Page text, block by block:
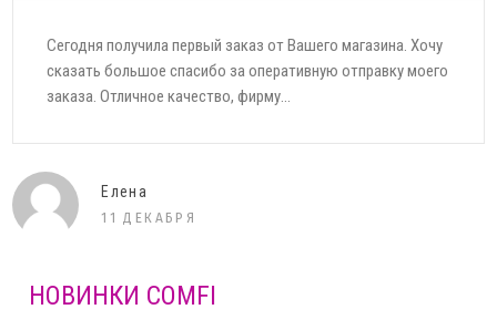
Сегодня получила первый заказ от Вашего магазина. Хочу
сказать большое спасибо за оперативную отправку моего
заказа. Отличное качество, фирму...
Елена
11 ДЕКАБРЯ
НОВИНКИ COMFI